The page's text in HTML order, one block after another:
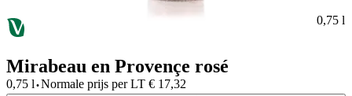
0,75 l
Mirabeau en Provençe rosé
0,75 l·Normale prijs per LT € 17,32